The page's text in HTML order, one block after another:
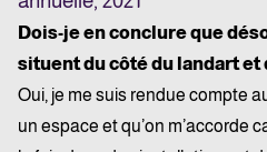
Dois-je en conclure que
situent du côté du landart et
Oui, je me suis rendue compte
un espace et qu’on m’accorde